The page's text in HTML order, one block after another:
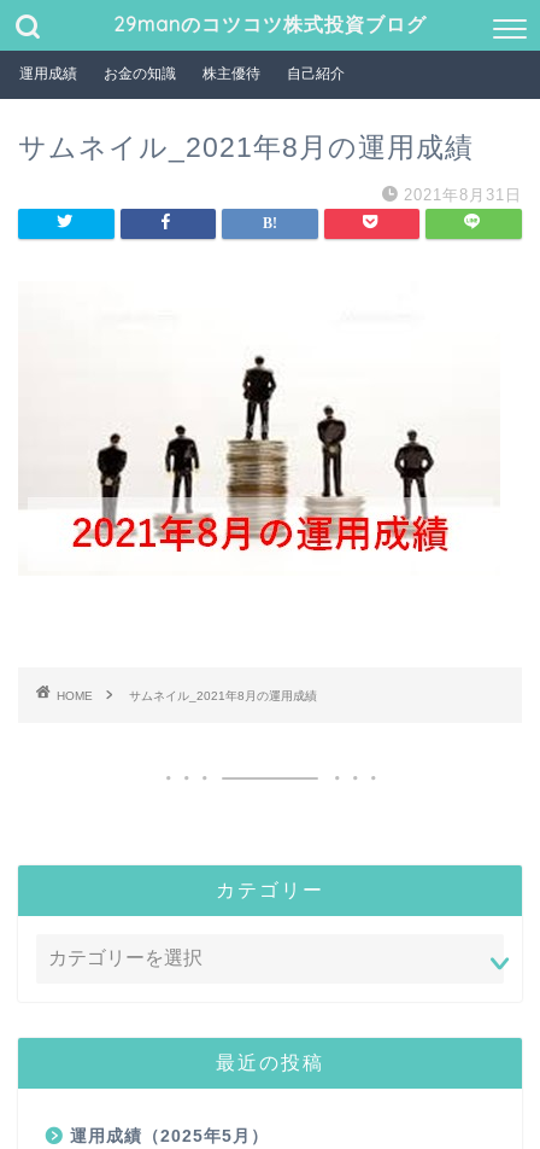
29manのコツコツ株式投資ブログ
運用成績 お金の知識 株主優待 自己紹介
サムネイル_2021年8月の運用成績
2021年8月31日
HOME サムネイル_2021年8月の運用成績
カテゴリー
最近の投稿
運用成績（2025年5月）